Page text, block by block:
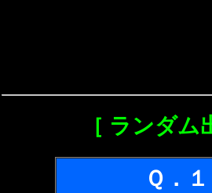
［ ランダム
Ｑ．１